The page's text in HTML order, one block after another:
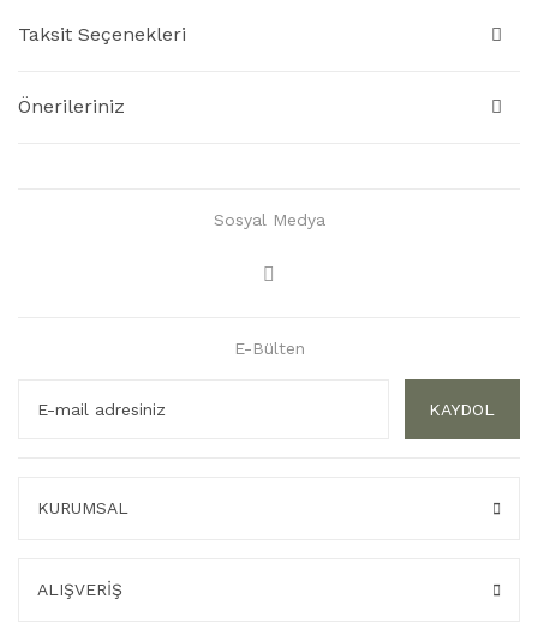
Taksit Seçenekleri
Önerileriniz
Sosyal Medya
E-Bülten
KAYDOL
KURUMSAL
ALIŞVERİŞ